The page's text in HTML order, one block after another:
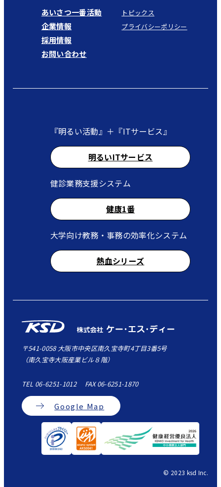
あいさつ一番活動
企業情報
採用情報
お問い合わせ
トピックス
プライバシーポリシー
『明るい活動』＋『ITサービス』
明るいITサービス
健診業務支援システム
健康1番
大学向け教務・事務の効率化システム
熱血シリーズ
〒541-0058 大阪市中央区南久宝寺町4丁目3番5号
（南久宝寺大阪産業ビル８階）
TEL 06-6251-1012 FAX 06-6251-1870
Google Map
© 2023 ksd Inc.